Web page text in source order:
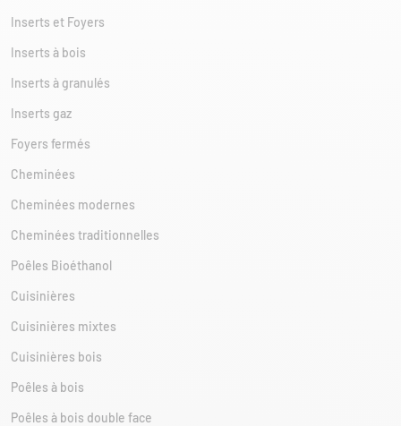
Inserts et Foyers
Inserts à bois
Inserts à granulés
Inserts gaz
Foyers fermés
Cheminées
Cheminées modernes
Cheminées traditionnelles
Poêles Bioéthanol
Cuisinières
Cuisinières mixtes
Cuisinières bois
Poêles à bois
Poêles à bois double face